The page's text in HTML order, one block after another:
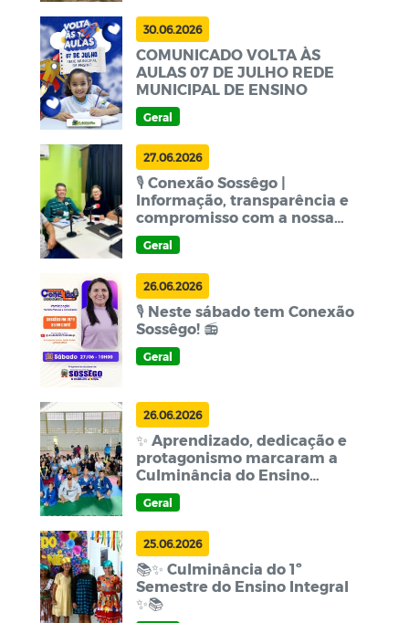
30.06.2026
COMUNICADO VOLTA ÀS
AULAS 07 DE JULHO REDE
MUNICIPAL DE ENSINO
Geral
27.06.2026
🎙️ Conexão Sossêgo |
Informação, transparência e
compromisso com a nossa
população!
Geral
26.06.2026
🎙️ Neste sábado tem Conexão
Sossêgo! 📻
Geral
26.06.2026
✨ Aprendizado, dedicação e
protagonismo marcaram a
Culminância do Ensino
Integral da Escola Municipal
Manoel Delmiro Ferreira! 📚
Geral
25.06.2026
📚✨ Culminância do 1º
Semestre do Ensino Integral
✨📚